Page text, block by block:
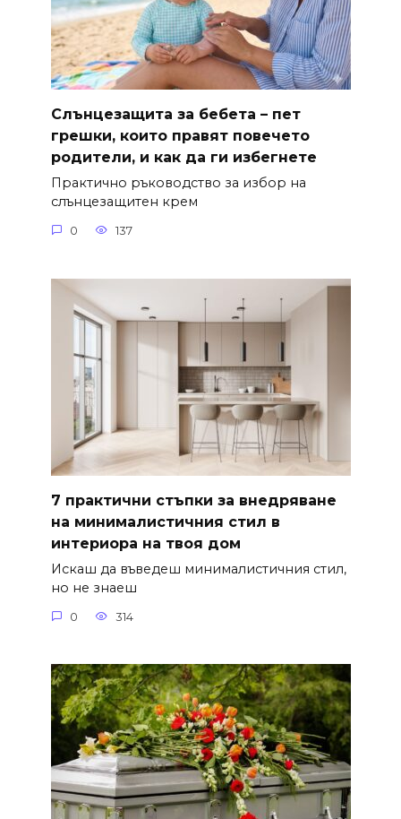
Слънцезащита за бебета – пет
грешки, които правят повечето
родители, и как да ги избегнете
Практично ръководство за избор на
слънцезащитен крем
0 137
7 практични стъпки за внедряване
на минималистичния стил в
интериора на твоя дом
Искаш да въведеш минималистичния стил,
но не знаеш
0 314